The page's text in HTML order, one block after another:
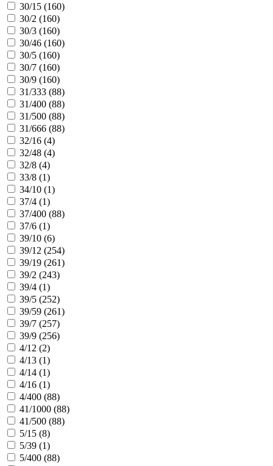
30/15 (160)
30/2 (160)
30/3 (160)
30/46 (160)
30/5 (160)
30/7 (160)
30/9 (160)
31/333 (88)
31/400 (88)
31/500 (88)
31/666 (88)
32/16 (4)
32/48 (4)
32/8 (4)
33/8 (1)
34/10 (1)
37/4 (1)
37/400 (88)
37/6 (1)
39/10 (6)
39/12 (254)
39/19 (261)
39/2 (243)
39/4 (1)
39/5 (252)
39/59 (261)
39/7 (257)
39/9 (256)
4/12 (2)
4/13 (1)
4/14 (1)
4/16 (1)
4/400 (88)
41/1000 (88)
41/500 (88)
5/15 (8)
5/39 (1)
5/400 (88)